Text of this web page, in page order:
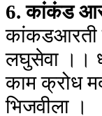
6. कांकंड
कांकडआरती
लघुसेवा ।।
काम क्रोध
भिजवीला ।